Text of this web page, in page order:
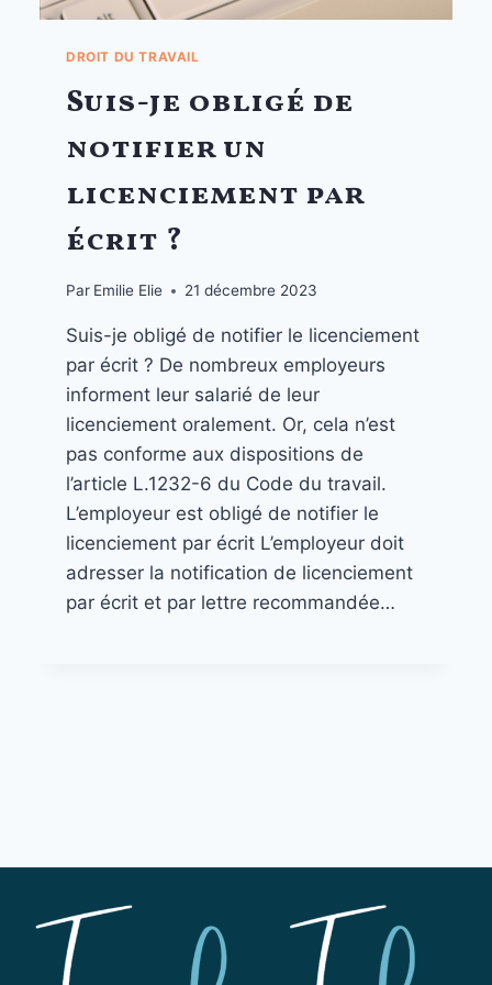
DROIT DU TRAVAIL
Suis-je obligé de
notifier un
licenciement par
écrit ?
Par Emilie Elie 21 décembre 2023
Suis-je obligé de notifier le licenciement
par écrit ? De nombreux employeurs
informent leur salarié de leur
licenciement oralement. Or, cela n’est
pas conforme aux dispositions de
l’article L.1232-6 du Code du travail.
L’employeur est obligé de notifier le
licenciement par écrit L’employeur doit
adresser la notification de licenciement
par écrit et par lettre recommandée…